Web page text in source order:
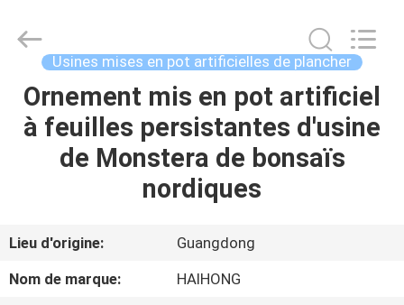
MAISON
PRODUITS
À
Rights
Reserved.
Developed
Usines mises en pot artificielles de plancher
Ornement mis en pot artificiel
à feuilles persistantes d'usine
de Monstera de bonsaïs
nordiques
Lieu d'origine:
Guangdong
Nom de marque:
HAIHONG